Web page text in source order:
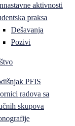
aktivnosti
praksa
Dešavanja
Pozivi
PFIS
radova sa
skupova